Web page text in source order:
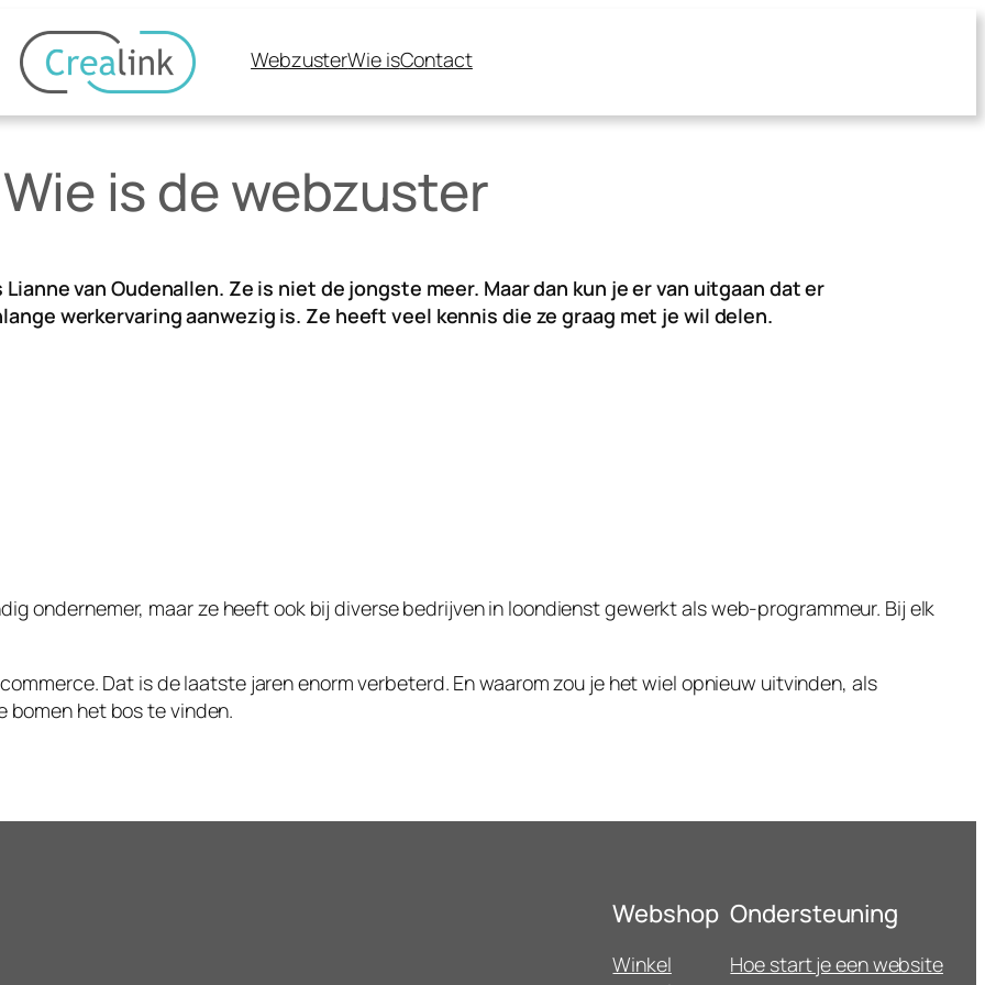
WebzusterWie isContact
Wie is de webzuster
Lianne van Oudenallen. Ze is niet de jongste meer. Maar dan kun je er van uitgaan dat er
werkervaring aanwezig is. Ze heeft veel kennis die ze graag met je wil delen.
ondernemer, maar ze heeft ook bij diverse bedrijven in loondienst gewerkt als web-programmeur. Bij elk
Dat is de laatste jaren enorm verbeterd. En waarom zou je het wiel opnieuw uitvinden, als
bomen het bos te vinden.
Webshop
Winkel
Ondersteuning
Hoe start je een website